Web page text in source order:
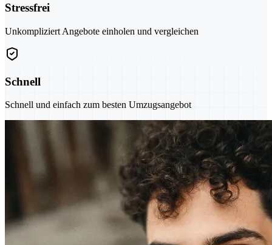
Stressfrei
Unkompliziert Angebote einholen und vergleichen
Schnell
Schnell und einfach zum besten Umzugsangebot